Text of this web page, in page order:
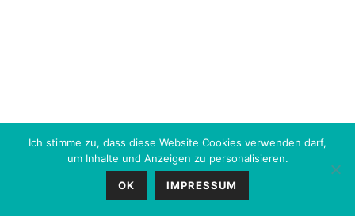
Ich stimme zu, dass diese Website Cookies verwenden darf,
um Inhalte und Anzeigen zu personalisieren.
OK IMPRESSUM